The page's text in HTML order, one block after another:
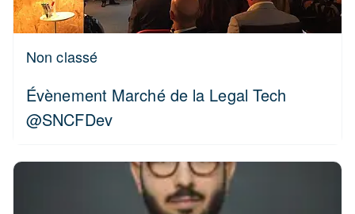
Non classé
Évènement Marché de la Legal Tech
@SNCFDev